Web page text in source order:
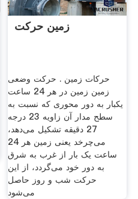
زمین حرکت
حرکات زمین . حرکت وضعی
زمین زمین در هر 24 ساعت
یکبار به دور محوری که نسبت به
سطح مدار آن زاویه 23 درجه
27 دقیقه تشکیل می‌دهد،
می‌چرخد یعنی زمین هر 24
ساعت یک بار از غرب به شرق
به دور خود می‌گردد، از این
حرکت شب و روز حاصل
می‌شود